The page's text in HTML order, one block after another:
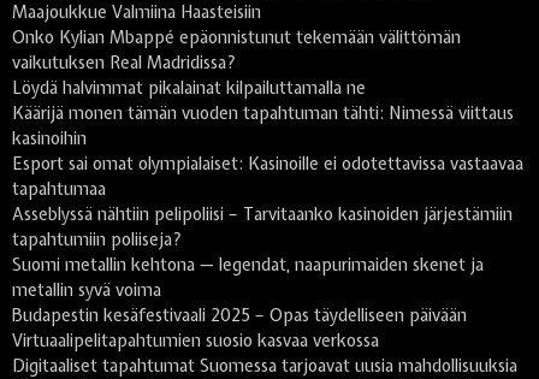
Maajoukkue Valmiina Haasteisiin
Onko Kylian Mbappé epäonnistunut tekemään välittömän
vaikutuksen Real Madridissa?
Löydä halvimmat pikalainat kilpailuttamalla ne
Käärijä monen tämän vuoden tapahtuman tähti: Nimessä viittaus
kasinoihin
Esport sai omat olympialaiset: Kasinoille ei odotettavissa vastaavaa
tapahtumaa
Asseblyssä nähtiin pelipoliisi – Tarvitaanko kasinoiden järjestämiin
tapahtumiin poliiseja?
Suomi metallin kehtona — legendat, naapurimaiden skenet ja
metallin syvä voima
Budapestin kesäfestivaali 2025 – Opas täydelliseen päivään
Virtuaalipelitapahtumien suosio kasvaa verkossa
Digitaaliset tapahtumat Suomessa tarjoavat uusia mahdollisuuksia